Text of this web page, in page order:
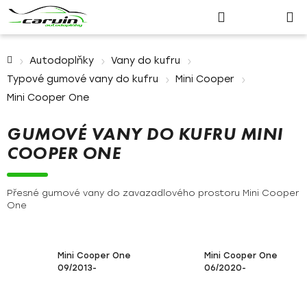
Přihlášení
košík
Autodoplňky
Vany do kufru
Typové gumové vany do kufru
Mini Cooper
Mini Cooper One
GUMOVÉ VANY DO KUFRU MINI
COOPER ONE
Přesné gumové vany do zavazadlového prostoru Mini Cooper
One
Mini Cooper One
09/2013-
Mini Cooper One
06/2020-